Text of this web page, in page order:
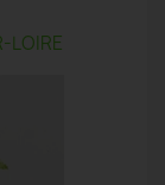
LOIRE